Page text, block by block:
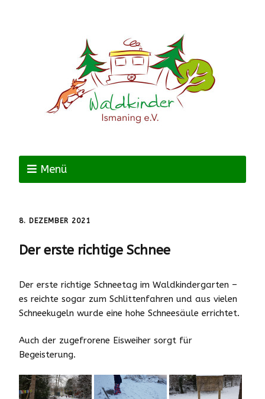
Menü
8. DEZEMBER 2021
Der erste richtige Schnee
Der erste richtige Schneetag im Waldkindergarten –
es reichte sogar zum Schlittenfahren und aus vielen
Schneekugeln wurde eine hohe Schneesäule errichtet.
Auch der zugefrorene Eisweiher sorgt für
Begeisterung.